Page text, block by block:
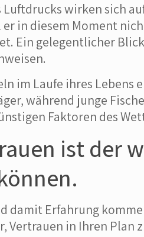
Luftdrucks wirken sich
in diesem Moment
Ein gelegentlicher
im Laufe ihres Lebens
während junge
Faktoren des
ist der
damit Erfahrung
Vertrauen in Ihren Plan